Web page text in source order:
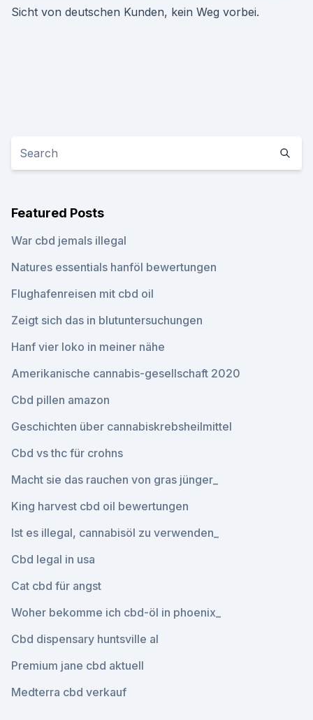
Sicht von deutschen Kunden, kein Weg vorbei.
Featured Posts
War cbd jemals illegal
Natures essentials hanföl bewertungen
Flughafenreisen mit cbd oil
Zeigt sich das in blutuntersuchungen
Hanf vier loko in meiner nähe
Amerikanische cannabis-gesellschaft 2020
Cbd pillen amazon
Geschichten über cannabiskrebsheilmittel
Cbd vs thc für crohns
Macht sie das rauchen von gras jünger_
King harvest cbd oil bewertungen
Ist es illegal, cannabisöl zu verwenden_
Cbd legal in usa
Cat cbd für angst
Woher bekomme ich cbd-öl in phoenix_
Cbd dispensary huntsville al
Premium jane cbd aktuell
Medterra cbd verkauf